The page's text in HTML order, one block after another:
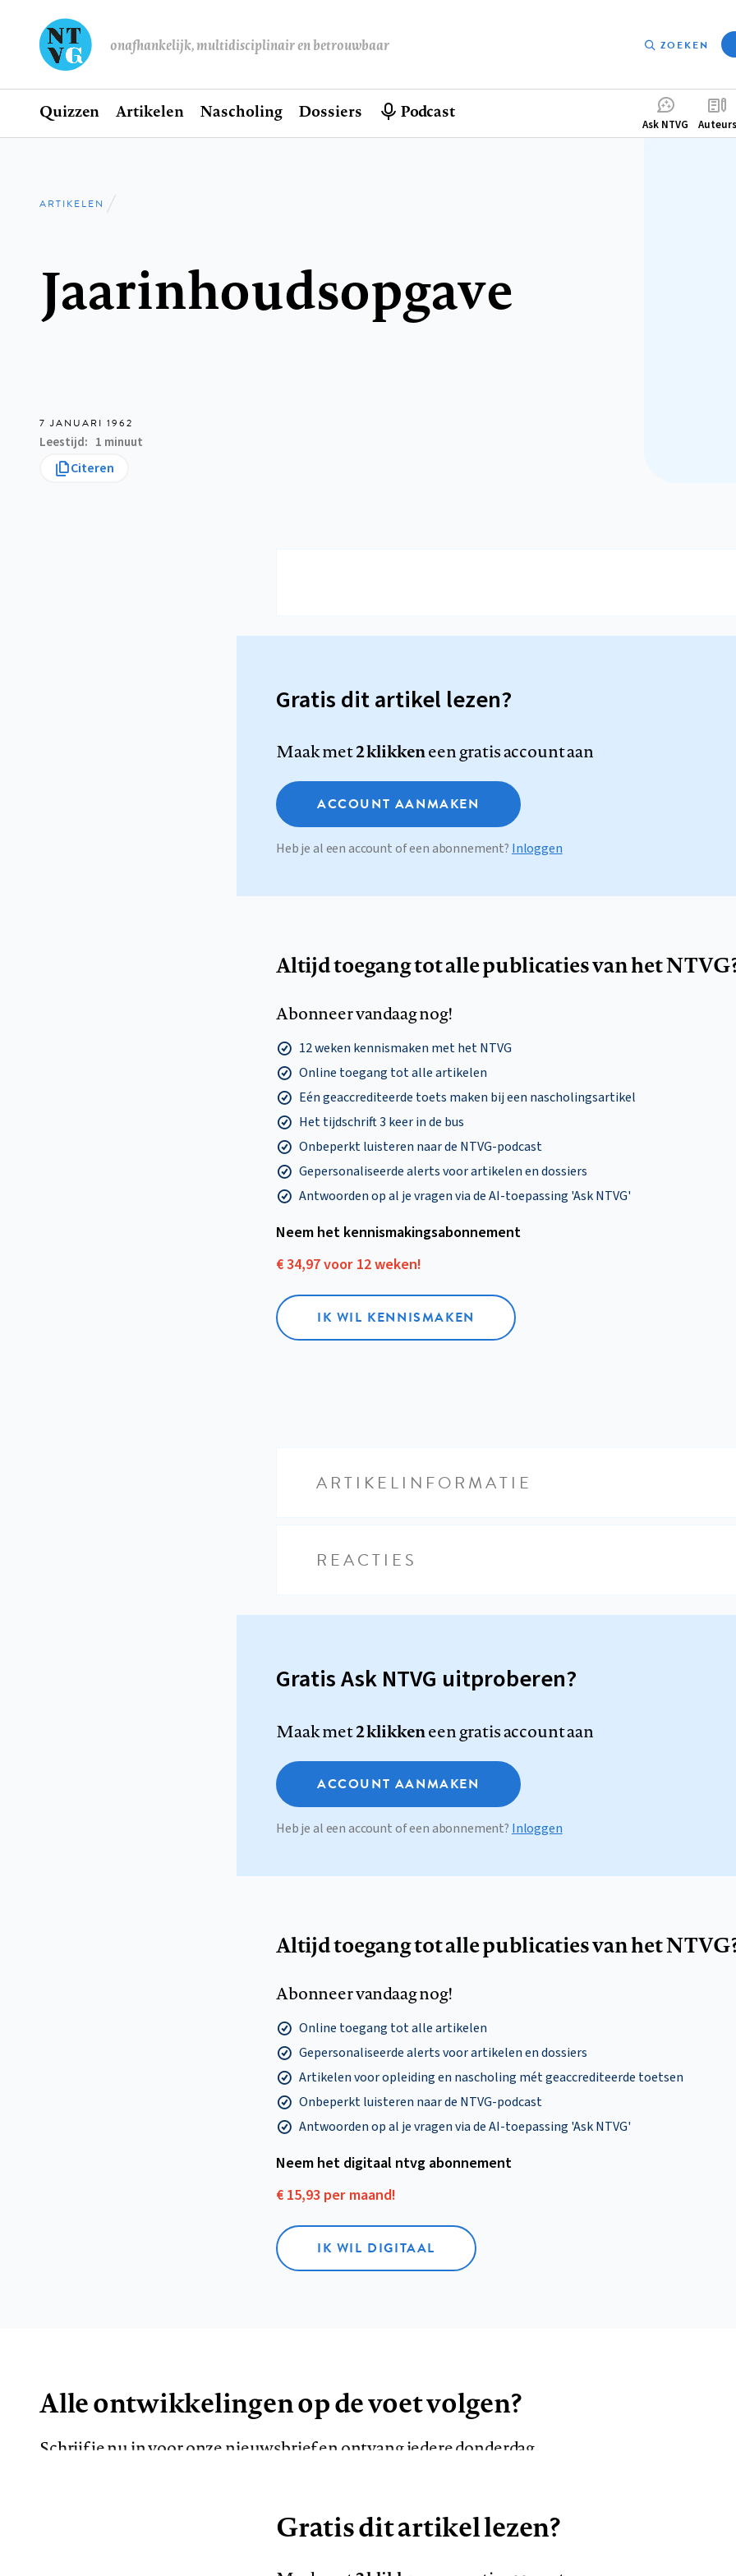
onafhankelijk, multidisciplinair en betrouwbaar ZOEKEN
Hoofdnavigatie
Home
Quizzen Artikelen Nascholing Dossiers Podcast
Ask NTVG Auteurs
Kruimelpad
ARTIKELEN
Jaarinhoudsopgave
7 JANUARI 1962
Leestijd 1 minuut
Citeren
Gratis dit artikel lezen?
Maak met2 klikkeneen gratis account aan
ACCOUNT AANMAKEN
Heb je al een account of een abonnement? Inloggen
Altijd toegang tot alle publicaties van het
Abonneer vandaag nog!
12 weken kennismaken met het NTVG
Online toegang tot alle artikelen
Eén geaccrediteerde toets maken bij een nascholingsartikel
Het tijdschrift 3 keer in de bus
Onbeperkt luisteren naar de NTVG-podcast
Gepersonaliseerde alerts voor artikelen en dossiers
Antwoorden op al je vragen via de AI-toepassing 'Ask NTVG'
Neem het kennismakings­abonnement
€ 34,97 voor 12 weken!
IK WIL KENNISMAKEN
ARTIKELINFORMATIE
REACTIES
Gratis Ask NTVG uitproberen?
Maak met2 klikkeneen gratis account aan
ACCOUNT AANMAKEN
Heb je al een account of een abonnement? Inloggen
Altijd toegang tot alle publicaties van het
Abonneer vandaag nog!
Online toegang tot alle artikelen
Gepersonaliseerde alerts voor artikelen en dossiers
Artikelen voor opleiding en nascholing mét geaccrediteerde toetsen
Onbeperkt luisteren naar de NTVG-podcast
Antwoorden op al je vragen via de AI-toepassing 'Ask NTVG'
Neem het digitaal ntvg abonnement
€ 15,93 per maand!
IK WIL DIGITAAL
Alle ontwikkelingen op de voet volgen?
Schrijf je nu in voor onze nieuwsbrief en ontvang iedere donderdag
AANMELDEN
Gratis dit artikel lezen?